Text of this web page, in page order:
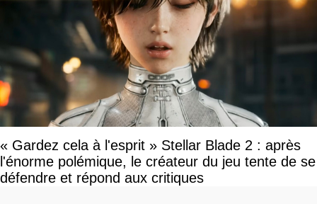
« Gardez cela à l'esprit » Stellar Blade 2 : après
l'énorme polémique, le créateur du jeu tente de se
défendre et répond aux critiques